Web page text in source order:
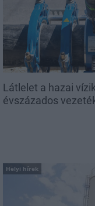
Látlelet a hazai
évszázados
Helyi hírek